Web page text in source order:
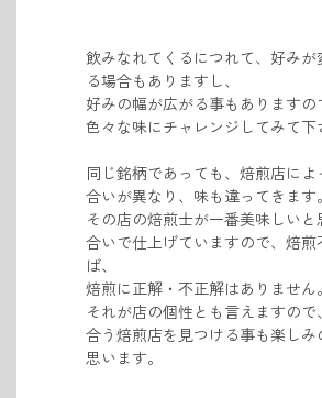
飲みなれてくるにつれて、好みが
る場合もありますし、
好みの幅が広がる事もありますの
色々な味にチャレンジしてみて下
同じ銘柄であっても、焙煎店によ
合いが異なり、味も違ってきます。
その店の焙煎士が一番美味しいと
合いで仕上げていますので、 焙煎
ば、
焙煎に正解・不正解はありません。
それが店の個性とも言えますので
合う焙煎店を見つける事も楽しみ
思います。